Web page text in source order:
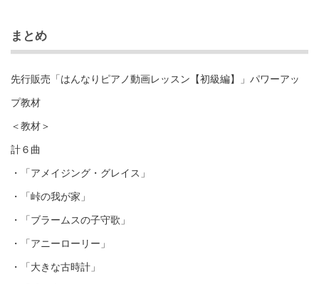
まとめ
先行販売「はんなりピアノ動画レッスン【初級編】」パワーアッ
プ教材
＜教材＞
計６曲
・「アメイジング・グレイス」
・「峠の我が家」
・「ブラームスの子守歌」
・「アニーローリー」
・「大きな古時計」